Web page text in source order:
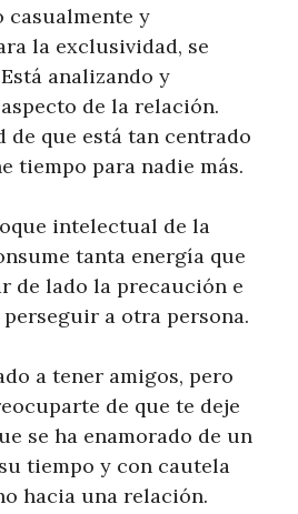
casualmente y
la exclusividad, se
analizando y
de la relación.
de que está tan centrado
tiempo para nadie más.
intelectual de la
tanta energía que
de lado la precaución e
a otra persona.
a tener amigos, pero
de que te deje
se ha enamorado de un
tiempo y con cautela
hacia una relación.